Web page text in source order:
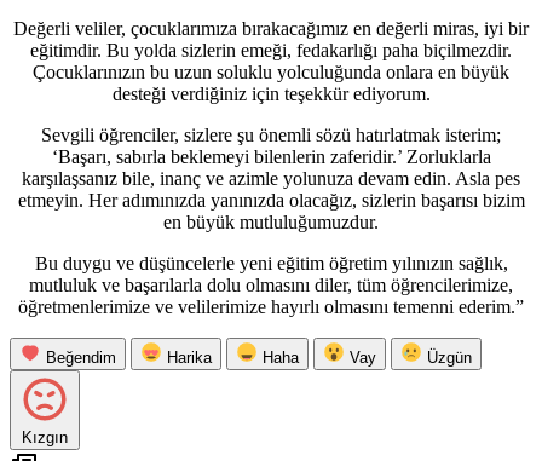
Değerli veliler, çocuklarımıza bırakacağımız en değerli miras, iyi bir
eğitimdir. Bu yolda sizlerin emeği, fedakarlığı paha biçilmezdir.
Çocuklarınızın bu uzun soluklu yolculuğunda onlara en büyük
desteği verdiğiniz için teşekkür ediyorum.
Sevgili öğrenciler, sizlere şu önemli sözü hatırlatmak isterim;
‘Başarı, sabırla beklemeyi bilenlerin zaferidir.’ Zorluklarla
karşılaşsanız bile, inanç ve azimle yolunuza devam edin. Asla pes
etmeyin. Her adımınızda yanınızda olacağız, sizlerin başarısı bizim
en büyük mutluluğumuzdur.
Bu duygu ve düşüncelerle yeni eğitim öğretim yılınızın sağlık,
mutluluk ve başarılarla dolu olmasını diler, tüm öğrencilerimize,
öğretmenlerimize ve velilerimize hayırlı olmasını temenni ederim.”
Beğendim Harika Haha Vay Üzgün
Kızgın